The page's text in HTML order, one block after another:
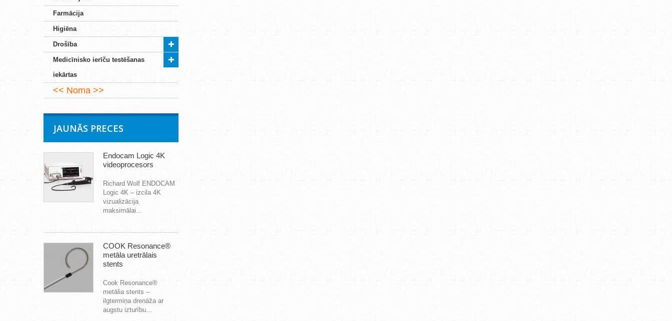
Farmācija
Higiēna
Drošība
Medicīnisko ierīču testēšanas
iekārtas
Noma
JAUNĀS PRECES
Endocam Logic 4K
videoprocesors
Richard Wolf ENDOCAM
Logic 4K – izcila 4K
vizualizācija
maksimālai...
COOK Resonance®
metāla uretrālais
stents
Cook Resonance®
metālia stents –
ilgtermiņa drenāža ar
augstu izturību...